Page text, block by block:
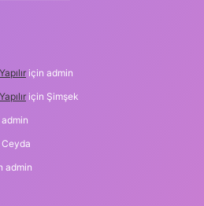
için admin
için Şimşek
admin
Ceyda
admin